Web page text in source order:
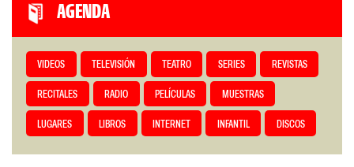
AGENDA
VIDEOS TELEVISIÓN TEATRO SERIES REVISTAS
RECITALES RADIO PELÍCULAS MUESTRAS
LUGARES LIBROS INTERNET INFANTIL DISCOS